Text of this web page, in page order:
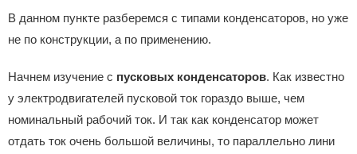
В данном пункте разберемся с типами конденсаторов, но уже
не по конструкции, а по применению.
Начнем изучение с пусковых конденсаторов. Как известно
у электродвигателей пусковой ток гораздо выше, чем
номинальный рабочий ток. И так как конденсатор может
отдать ток очень большой величины, то параллельно лини